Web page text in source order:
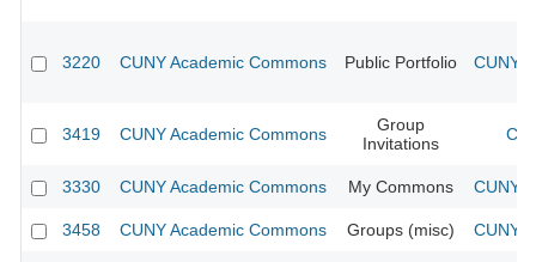
3220 CUNY Academic Commons Public Portfolio CUNY
3419 CUNY Academic Commons
Group
Invitations
3330 CUNY Academic Commons My Commons CUNY
3458 CUNY Academic Commons Groups (misc) CUNY